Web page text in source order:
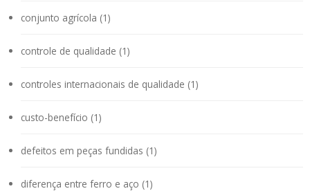
conjunto agrícola (1)
controle de qualidade (1)
controles internacionais de qualidade (1)
custo-benefício (1)
defeitos em peças fundidas (1)
diferença entre ferro e aço (1)